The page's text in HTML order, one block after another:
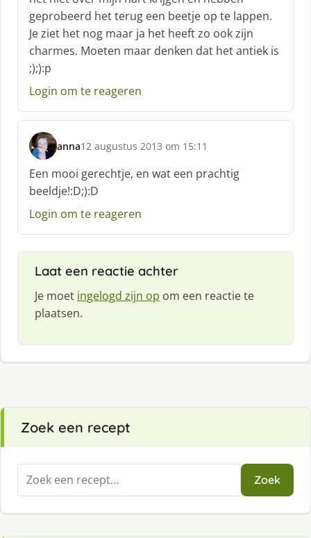
e
f
geprobeerd het terug een beetje op te lappen.
Je ziet het nog maar ja het heeft zo ook zijn
charmes. Moeten maar denken dat het antiek is
;);):p
Login om te reageren
anna
s
c
h
r
e
:
12 augustus 2013 om 15:11
Een mooi gerechtje, en wat een prachtig
beeldje!:D;):D
Login om te reageren
Laat een reactie achter
Je moet ingelogd zijn op om een reactie te
plaatsen.
Zoek een recept
Zoeken
naar:
Zoek